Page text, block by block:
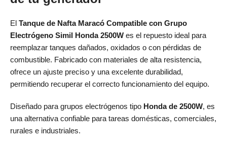
El Tanque de Nafta Maracó Compatible con Grupo
Electrógeno Simil Honda 2500W es el repuesto ideal para
reemplazar tanques dañados, oxidados o con pérdidas de
combustible. Fabricado con materiales de alta resistencia,
ofrece un ajuste preciso y una excelente durabilidad,
permitiendo recuperar el correcto funcionamiento del equipo.
Diseñado para grupos electrógenos tipo Honda de 2500W, es
una alternativa confiable para tareas domésticas, comerciales,
rurales e industriales.